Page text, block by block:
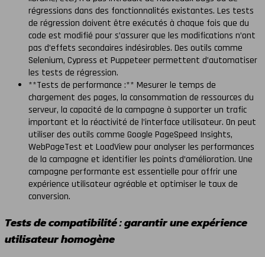
régressions dans des fonctionnalités existantes. Les tests
de régression doivent être exécutés à chaque fois que du
code est modifié pour s’assurer que les modifications n’ont
pas d’effets secondaires indésirables. Des outils comme
Selenium, Cypress et Puppeteer permettent d’automatiser
les tests de régression.
**Tests de performance :** Mesurer le temps de
chargement des pages, la consommation de ressources du
serveur, la capacité de la campagne à supporter un trafic
important et la réactivité de l’interface utilisateur. On peut
utiliser des outils comme Google PageSpeed Insights,
WebPageTest et LoadView pour analyser les performances
de la campagne et identifier les points d’amélioration. Une
campagne performante est essentielle pour offrir une
expérience utilisateur agréable et optimiser le taux de
conversion.
Tests de compatibilité : garantir une expérience
utilisateur homogène